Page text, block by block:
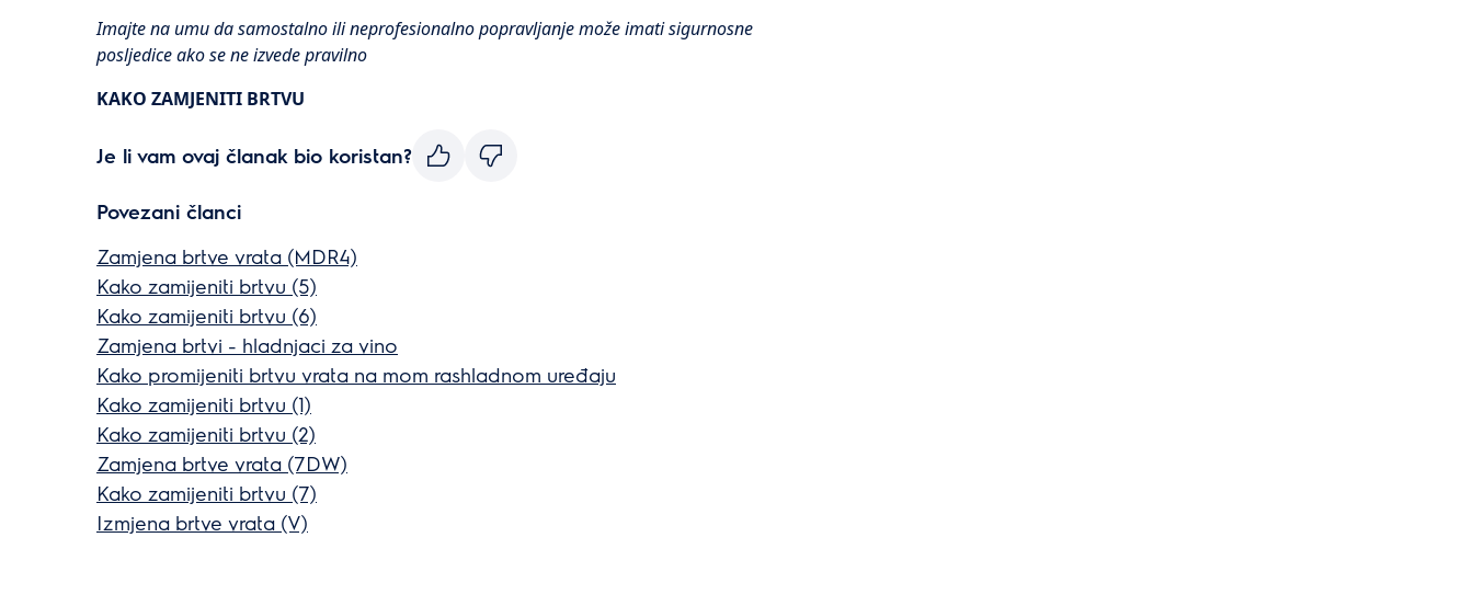
Imajte na umu da samostalno ili neprofesionalno popravljanje može imati sigurnosne
posljedice ako se ne izvede pravilno
KAKO ZAMJENITI BRTVU
Je li vam ovaj članak bio koristan?
Povezani članci
Zamjena brtve vrata (MDR4)
Kako zamijeniti brtvu (5)
Kako zamijeniti brtvu (6)
Zamjena brtvi - hladnjaci za vino
Kako promijeniti brtvu vrata na mom rashladnom uređaju
Kako zamijeniti brtvu (1)
Kako zamijeniti brtvu (2)
Zamjena brtve vrata (7DW)
Kako zamijeniti brtvu (7)
Izmjena brtve vrata (V)